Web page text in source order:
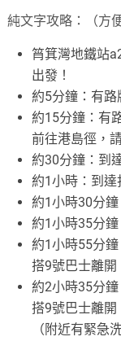
純文字攻略：（方
筲箕灣地鐵站
出發！
約5分鐘：有
約15分鐘：有
前往港島徑，
約30分鐘：到
約1小時：到達
約1小時30分
約1小時35分鐘
約1小時55分
搭9號巴士離開
約2小時35分
搭9號巴士離開
（附近有緊急